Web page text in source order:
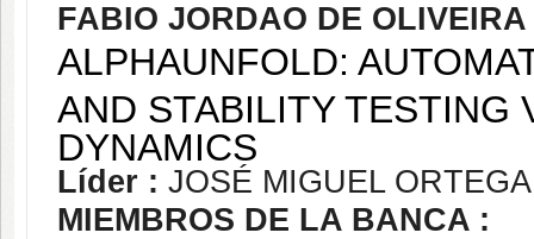
FABIO JORDAO DE
ALPHAUNFOLD:
AND STABILITY TESTING
DYNAMICS
Líder : JOSÉ MIGUEL ORTEGA
MIEMBROS DE LA BANCA :